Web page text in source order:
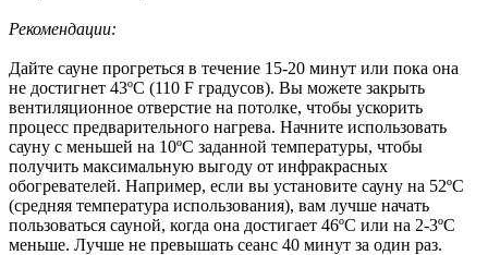
Рекомендации:
Дайте сауне прогреться в течение 15-20 минут или пока она
не достигнет 43ºC (110 F градусов). Вы можете закрыть
вентиляционное отверстие на потолке, чтобы ускорить
процесс предварительного нагрева. Начните использовать
сауну с меньшей на 10ºC заданной температуры, чтобы
получить максимальную выгоду от инфракрасных
обогревателей. Например, если вы установите сауну на 52ºC
(средняя температура использования), вам лучше начать
пользоваться сауной, когда она достигает 46ºC или на 2-3ºC
меньше. Лучше не превышать сеанс 40 минут за один раз.